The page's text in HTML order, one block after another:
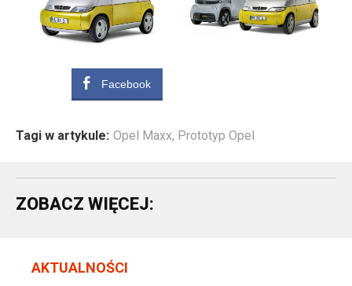
Facebook
Tagi w artykule: Opel Maxx, Prototyp Opel
ZOBACZ WIĘCEJ:
AKTUALNOŚCI